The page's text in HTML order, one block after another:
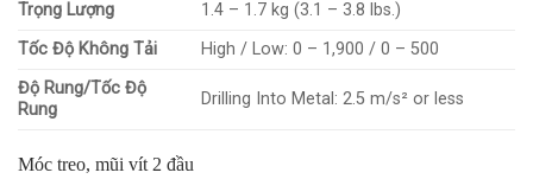
Trọng Lượng
1.4 – 1.7 kg (3.1 – 3.8 lbs.)
Tốc Độ Không Tải
High / Low: 0 – 1,900 / 0 – 500
Độ Rung/Tốc Độ
Rung
Drilling Into Metal: 2.5 m/s² or less
Móc treo, mũi vít 2 đầu